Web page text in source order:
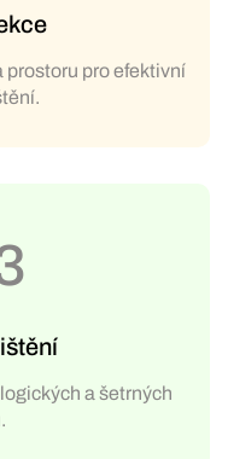
prostoru pro efektivní
a šetrných